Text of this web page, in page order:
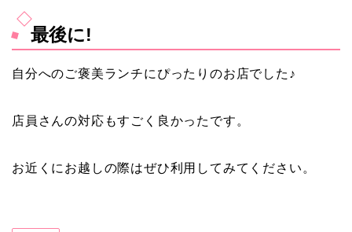
最後に!
自分へのご褒美ランチにぴったりのお店でした♪
店員さんの対応もすごく良かったです。
お近くにお越しの際はぜひ利用してみてください。